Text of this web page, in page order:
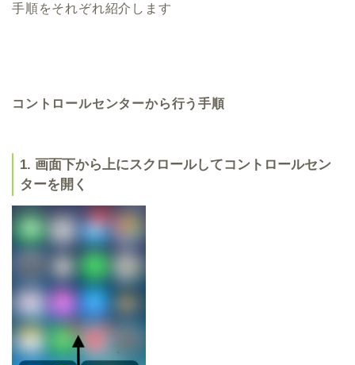
手順をそれぞれ紹介します
コントロールセンターから行う手順
1. 画面下から上にスクロールしてコントロールセン
ターを開く